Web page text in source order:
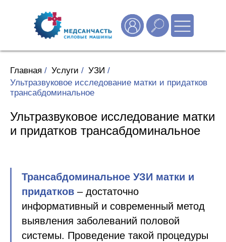
Главная / Услуги / УЗИ /
Ультразвуковое исследование матки и придатков
трансабдоминальное
Ультразвуковое исследование матки
и придатков трансабдоминальное
Трансабдоминальное УЗИ матки и
придатков – достаточно
информативный и современный метод
выявления заболеваний половой
системы. Проведение такой процедуры